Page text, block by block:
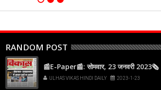
RANDOM POST
📰E-Paper📰: सोमवार, 23 जनवरी 2023🗞
ULHAS VIKAS HINDI DAILY 2023-1-23